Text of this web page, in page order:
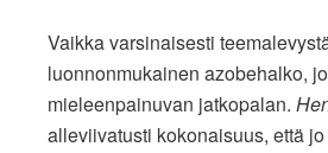
Vaikka varsinaisesti
luonnonmukainen azobehalko,
mieleenpainuvan jatkopalan.
alleviivatusti kokonaisuus, että